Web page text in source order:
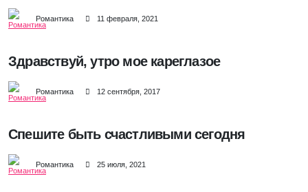
Романтика 11 февраля, 2021
Здравствуй, утро мое кареглазое
Романтика 12 сентября, 2017
Спешите быть счастливыми сегодня
Романтика 25 июля, 2021